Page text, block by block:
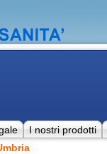
I nostri prodotti